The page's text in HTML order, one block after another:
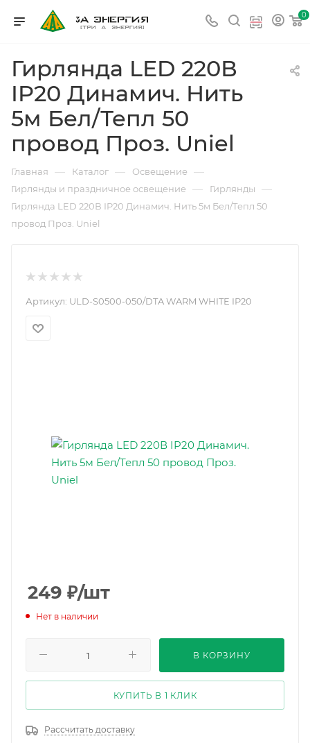
0
Гирлянда LED 220В
IP20 Динамич. Нить
5м Бел/Тепл 50
провод Проз. Uniel
Главная — Каталог — Освещение —
Гирлянды и праздничное освещение — Гирлянды —
Гирлянда LED 220В IP20 Динамич. Нить 5м Бел/Тепл 50
провод Проз. Uniel
Артикул: ULD-S0500-050/DTA WARM WHITE IP20
249 ₽/шт
Нет в наличии
В КОРЗИНУ
КУПИТЬ В 1 КЛИК
Рассчитать доставку